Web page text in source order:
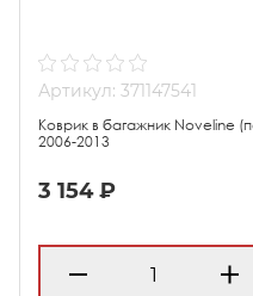
Артикул: 371147541
Коврик в багажник Noveline
2006-2013
3 154 ₽